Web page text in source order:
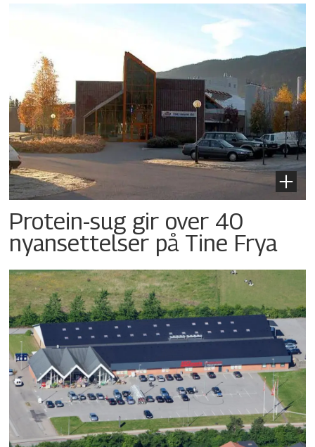
Protein-sug gir over 40
nyansettelser på Tine Frya